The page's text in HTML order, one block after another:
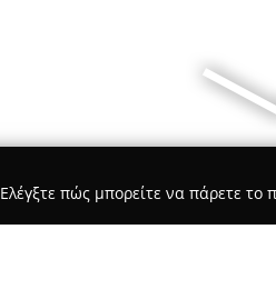
Ελέγξτε πώς μπορείτε να πάρετε το